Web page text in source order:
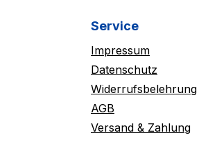
Service
Impressum
Datenschutz
Widerrufsbelehrung
AGB
Versand & Zahlung